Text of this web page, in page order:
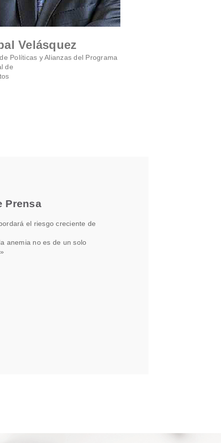
Velásquez
Políticas y Alianzas del Programa
de
Prensa
el riesgo creciente de
anemia no es de un solo